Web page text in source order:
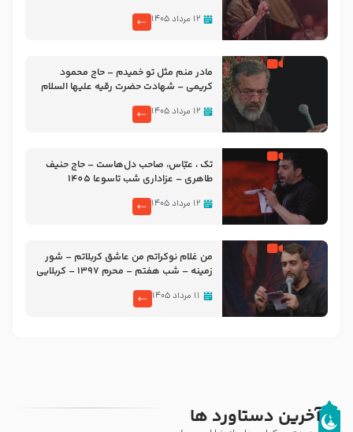
۱۲ مرداد ۱۴۰۵
مادر منم مثل تو خمیدم – حاج محمود
کریمی – شهادت حضرت رقیه علیها السلام
۱۲ مرداد ۱۴۰۵
تک ، عبّاس، صاحب دل‌هاست – حاج حنیف
طاهری – عزاداری شب تاسوعا 1405
۱۲ مرداد ۱۴۰۵
من غلام نوکراتم من عاشق کربلاتم – شور
زمینه – شب هفتم – محرم 1397 – کربلایی
۱۱ مرداد ۱۴۰۵
آخرین دستاورد ها